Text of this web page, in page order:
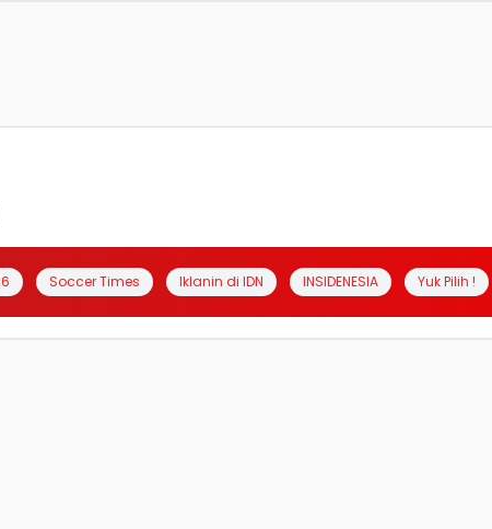
Soccer Times Iklanin di IDN INSIDENESIA Yuk Pilih !